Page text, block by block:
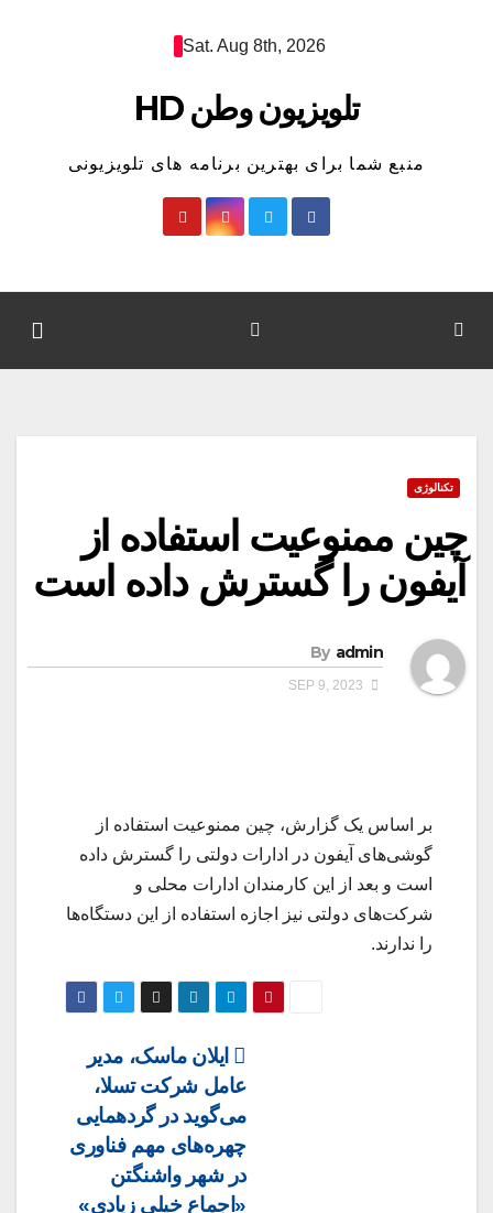
Sat. Aug 8th, 2026
تلویزیون وطن HD
منبع شما برای بهترین برنامه های تلویزیونی
تکنالوژی
چین ممنوعیت استفاده از
آیفون را گسترش داده است
By admin
بر اساس یک گزارش، چین ممنوعیت استفاده از
گوشی‌های آیفون در ادارات دولتی را گسترش داده
است و بعد از این کارمندان ادارات محلی و
شرکت‌های دولتی نیز اجازه استفاده از این دستگاه‌ها
را ندارند.
ایلان ماسک، مدیر
عامل شرکت تسلا،
می‌گوید در گردهمایی
چهره‌های مهم فناوری
در شهر واشنگتن
«اجماع خیلی زیادی»